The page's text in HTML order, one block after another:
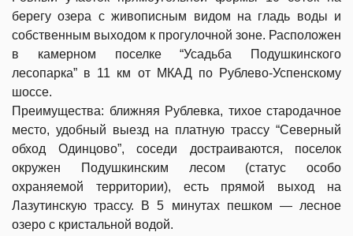
берегу озера с живописным видом на гладь воды и
собственным выходом к прогулочной зоне. Расположен
в камерном поселке “Усадьба Подушкинского
лесопарка” в 11 км от МКАД по Рублево-Успенскому
шоссе.
Преимущества: ближняя Рублевка, тихое стародачное
место, удобный выезд на платную трассу “Северный
обход Одинцово”, соседи достраиваются, поселок
окружен Подушкинским лесом (статус особо
охраняемой территории), есть прямой выход на
Лазутинскую трассу. В 5 минутах пешком — лесное
озеро с кристальной водой.